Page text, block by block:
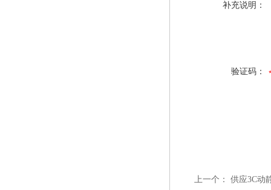
补充说明：
验证码：
上一个： 供应3C动